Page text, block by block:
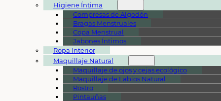
Higiene Íntima
Compresas de Algodón
Bragas Menstruales
Copa Menstrual
Jabones Íntimos
Ropa Interior
Maquillaje Natural
Maquillaje de ojos y cejas ecológico
Maquillaje de Labios Natural
Rostro
Pintauñas